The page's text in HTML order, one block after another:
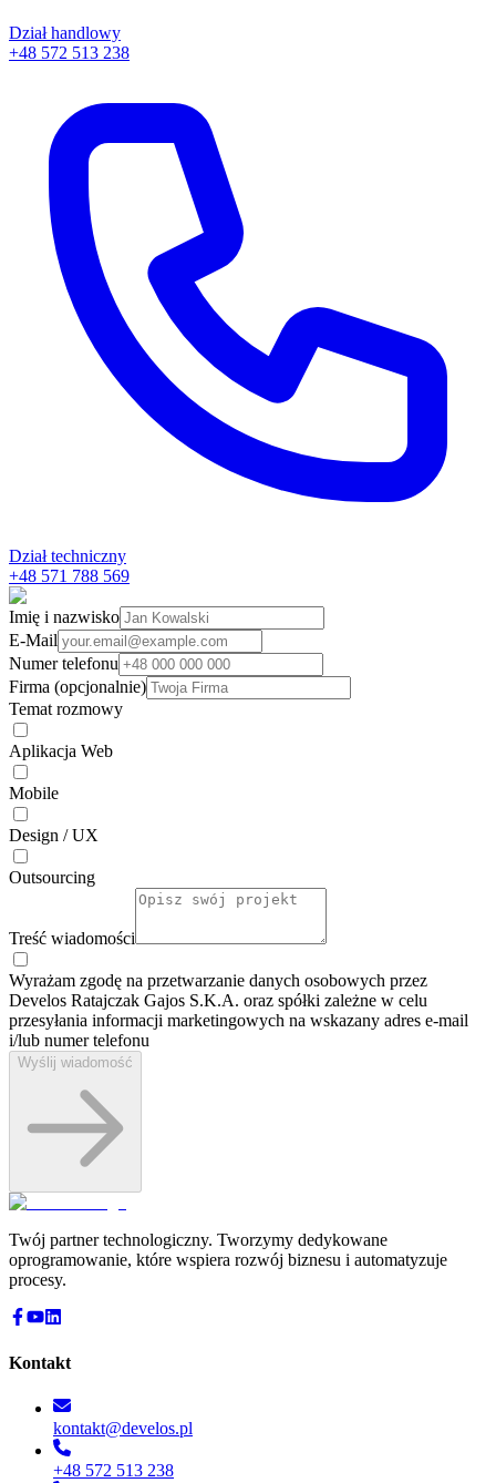
Dział handlowy
+48 572 513 238
Dział techniczny
+48 571 788 569
Imię i nazwisko
E-Mail
Numer telefonu
Firma (opcjonalnie)
Temat rozmowy
Aplikacja Web
Mobile
Design / UX
Outsourcing
Treść wiadomości
Wyrażam zgodę na przetwarzanie danych osobowych przez
Develos Ratajczak Gajos S.K.A. oraz spółki zależne w celu
przesyłania informacji marketingowych na wskazany adres e-⁠mail
i/lub numer telefonu
Wyślij wiadomość
Twój partner technologiczny. Tworzymy dedykowane
oprogramowanie, które wspiera rozwój biznesu i automatyzuje
procesy.
Kontakt
kontakt@develos.pl
+48 572 513 238